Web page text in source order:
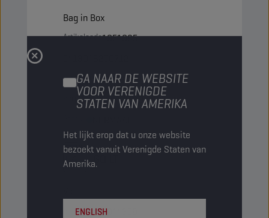
GA NAAR DE WEBSITE
VOOR VERENIGDE
STATEN VAN AMERIKA
Het lijkt erop dat u onze website
bezoekt vanuit Verenigde Staten van
Amerika.
ENGLISH
Bag in Box
Artikelcode1051085
Artikelen/Verpakking-
Verpakkingen/Pallet39
60 LT
Artikelcode1044359